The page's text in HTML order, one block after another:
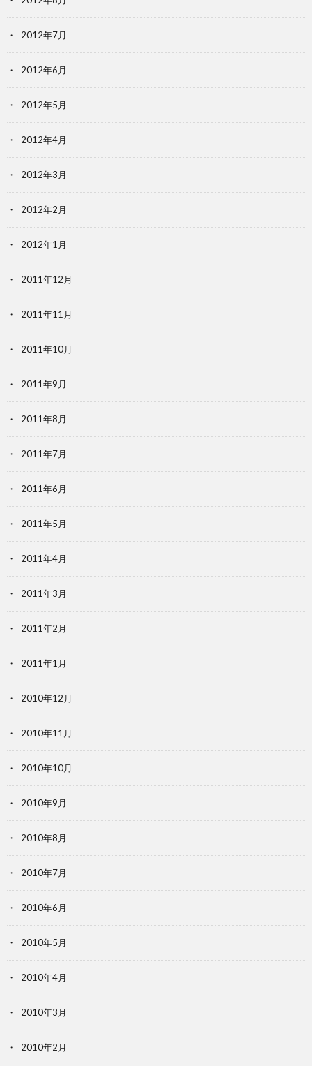
2012年7月
2012年6月
2012年5月
2012年4月
2012年3月
2012年2月
2012年1月
2011年12月
2011年11月
2011年10月
2011年9月
2011年8月
2011年7月
2011年6月
2011年5月
2011年4月
2011年3月
2011年2月
2011年1月
2010年12月
2010年11月
2010年10月
2010年9月
2010年8月
2010年7月
2010年6月
2010年5月
2010年4月
2010年3月
2010年2月